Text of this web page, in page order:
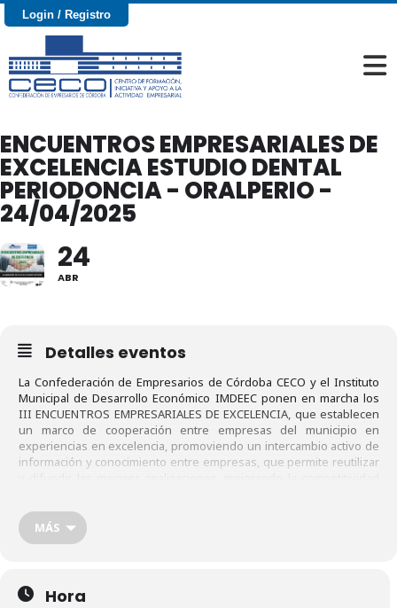
Login / Registro
ENCUENTROS EMPRESARIALES DE
EXCELENCIA ESTUDIO DENTAL
PERIODONCIA - ORALPERIO -
24/04/2025
24
ABR
Detalles eventos
La Confederación de Empresarios de Córdoba CECO y el Instituto
Municipal de Desarrollo Económico IMDEEC ponen en marcha los
III ENCUENTROS EMPRESARIALES DE EXCELENCIA, que establecen
un marco de cooperación entre empresas del municipio en
experiencias en excelencia, promoviendo un intercambio activo de
información y conocimiento entre empresas, que permite reutilizar
Segundo encuentro empresarial Estudio Dental Periodoncia
– ORALPERIO – 24/04/2025
MÁS
Hora